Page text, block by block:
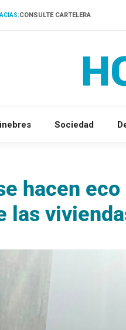
CONSULTE CARTELERA
Sociedad
hacen
las